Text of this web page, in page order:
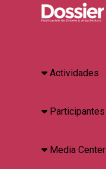
Actividades
Participantes
Media Center